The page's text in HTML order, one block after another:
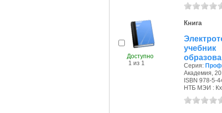
Доступно
1 из 1
Книга
Серия:
Академия,
ISBN 978-5-
НТБ МЭИ : Кх